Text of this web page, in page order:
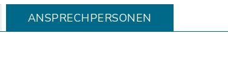
ANSPRECHPERSONEN